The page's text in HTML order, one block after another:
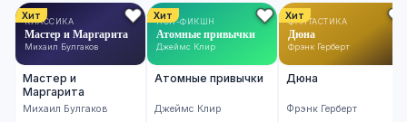
Хит
КЛАССИКА
Мастер и Маргарита
Михаил Булгаков
Мастер и
Маргарита
Михаил Булгаков
Хит
НОН-ФИКШН
Атомные привычки
Джеймс Клир
Атомные привычки
Джеймс Клир
Хит
ФАНТАСТИКА
Дюна
Фрэнк Герберт
Дюна
Фрэнк Герберт